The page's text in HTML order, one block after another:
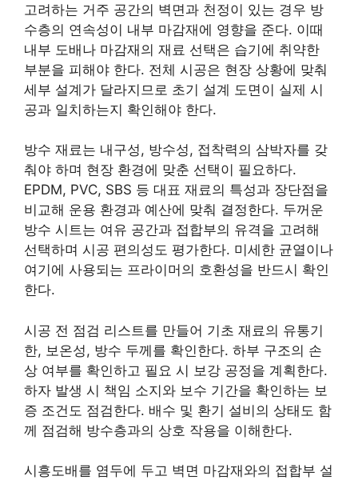
고려하는 거주 공간의 벽면과 천정이 있는 경우 방
수층의 연속성이 내부 마감재에 영향을 준다. 이때
내부 도배나 마감재의 재료 선택은 습기에 취약한
부분을 피해야 한다. 전체 시공은 현장 상황에 맞춰
세부 설계가 달라지므로 초기 설계 도면이 실제 시
공과 일치하는지 확인해야 한다.
방수 재료는 내구성, 방수성, 접착력의 삼박자를 갖
춰야 하며 현장 환경에 맞춘 선택이 필요하다.
EPDM, PVC, SBS 등 대표 재료의 특성과 장단점을
비교해 운용 환경과 예산에 맞춰 결정한다. 두꺼운
방수 시트는 여유 공간과 접합부의 유격을 고려해
선택하며 시공 편의성도 평가한다. 미세한 균열이나
여기에 사용되는 프라이머의 호환성을 반드시 확인
한다.
시공 전 점검 리스트를 만들어 기초 재료의 유통기
한, 보온성, 방수 두께를 확인한다. 하부 구조의 손
상 여부를 확인하고 필요 시 보강 공정을 계획한다.
하자 발생 시 책임 소지와 보수 기간을 확인하는 보
증 조건도 점검한다. 배수 및 환기 설비의 상태도 함
께 점검해 방수층과의 상호 작용을 이해한다.
시흥도배를 염두에 두고 벽면 마감재와의 접합부 설